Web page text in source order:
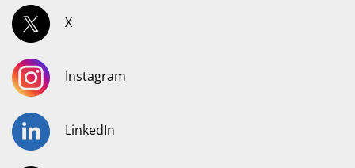
X
Instagram
LinkedIn